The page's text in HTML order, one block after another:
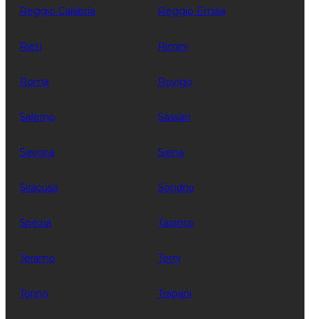
Reggio Calabria Reggio Emilia
Rieti Rimini
Roma Rovigo
Salerno Sassari
Savona Siena
Siracusa Sondrio
Spezia Taranto
Teramo Terni
Torino Trapani